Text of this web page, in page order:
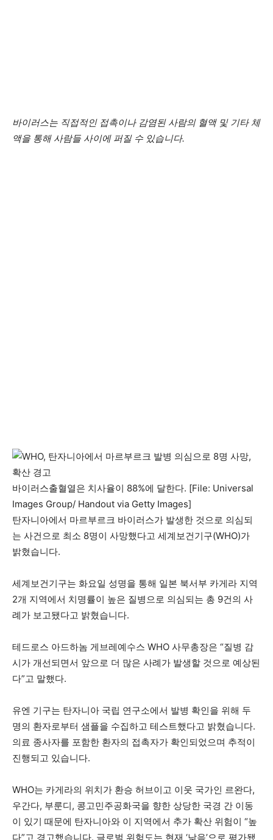
바이러스는 직접적인 접촉이나 감염된 사람의 혈액 및 기타 체
액을 통해 사람들 사이에 퍼질 수 있습니다.
바이러스출혈열은 치사율이 88%에 달한다. [File: Universal
Images Group/ Handout via Getty Images]
탄자니아에서 마르부르크 바이러스가 발생한 것으로 의심되
는 사건으로 최소 8명이 사망했다고 세계보건기구(WHO)가
밝혔습니다.
세계보건기구는 화요일 성명을 통해 일본 북서부 카게라 지역
2개 지역에서 치명률이 높은 질병으로 의심되는 총 9건의 사
례가 보고됐다고 밝혔습니다.
테드로스 아드하놈 게브레예수스 WHO 사무총장은 “질병 감
시가 개선되면서 앞으로 더 많은 사례가 발생할 것으로 예상된
다”고 말했다.
유엔 기구는 탄자니아 국립 연구소에서 발병 확인을 위해 두
명의 환자로부터 샘플을 수집하고 테스트했다고 밝혔습니다.
의료 종사자를 포함한 환자의 접촉자가 확인되었으며 추적이
진행되고 있습니다.
WHO는 카게라의 위치가 환승 허브이고 이웃 국가인 르완다,
우간다, 부룬디, 콩고민주공화국을 향한 상당한 국경 간 이동
이 있기 때문에 탄자니아와 이 지역에서 추가 확산 위험이 “높
다”고 경고했습니다. 글로벌 위험도는 현재 ‘낮음’으로 평가됐